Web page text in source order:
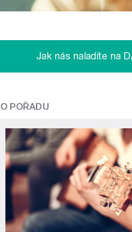
Jak nás naladíte na
O POŘADU